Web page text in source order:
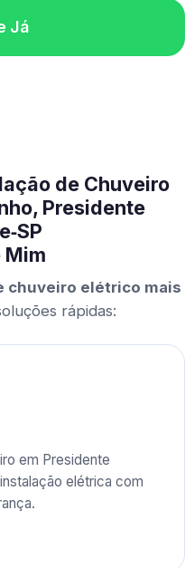
Já
de Chuveiro
Presidente
Mim
chuveiro elétrico mais
rápidas:
em Presidente
elétrica com